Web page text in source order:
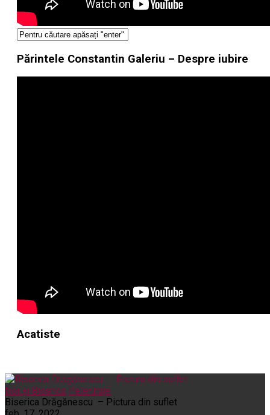
Părintele Constantin Galeriu – Despre iubire
Acatiste
Noi și Biserica Pelerinaje
Biserica Drăgănescu – Pictura din suflet